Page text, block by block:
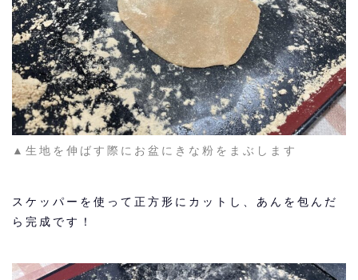
▲生地を伸ばす際にお盆にきな粉をまぶします
スケッパーを使って正方形にカットし、あんを包んだ
ら完成です！